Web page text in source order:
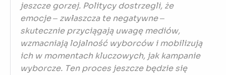
jeszcze gorzej. Politycy dostrzegli, że
emocje – zwłaszcza te negatywne –
skutecznie przyciągają uwagę mediów,
wzmacniają lojalność wyborców i mobilizują
ich w momentach kluczowych, jak kampanie
wyborcze. Ten proces jeszcze będzie się